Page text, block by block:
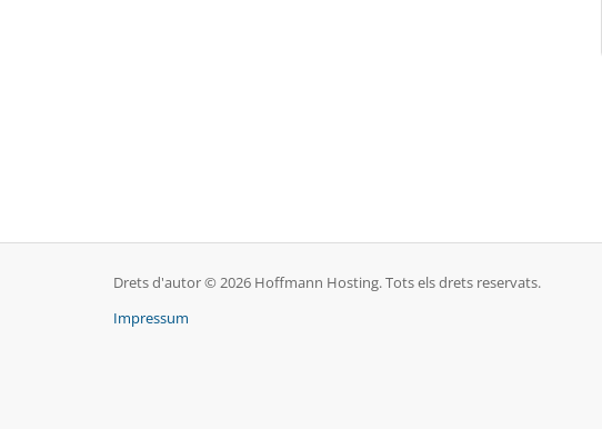
Drets d'autor © 2026 Hoffmann Hosting. Tots els drets reservats.
Impressum